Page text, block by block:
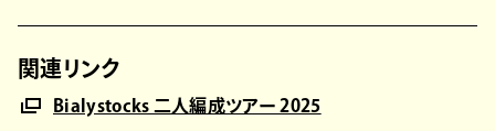
関連リンク
Bialystocks 二人編成ツアー 2025